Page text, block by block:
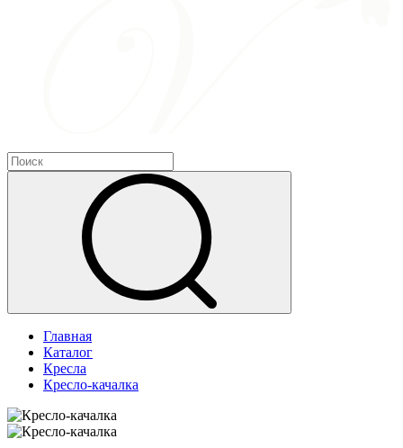
Главная
Каталог
Кресла
Кресло-качалка